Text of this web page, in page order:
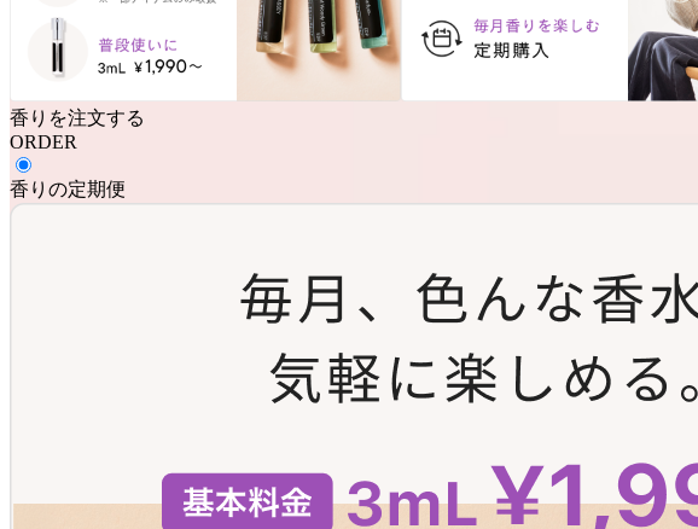
香りを注文する
ORDER
香りの定期便